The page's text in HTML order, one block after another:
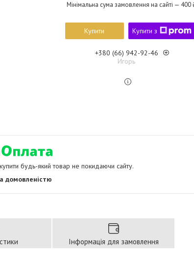
Мінімальна сума замовлення на сайті — 400
Купити Купити з
+380 (66) 942-92-46
Игорь
будь-який товар не покидаючи сайту.
домовленістю
Інформація для замовлення